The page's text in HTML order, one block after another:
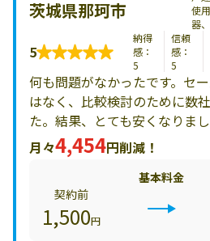
茨城県那珂市
使
器
5
納得
感：
5
信頼
感：
5
何も問題がなかったです。セ
はなく、比較検討のために数
た。結果、とても安くなりまし
月々4,454円削減！
基本料金
契約前
1,500円